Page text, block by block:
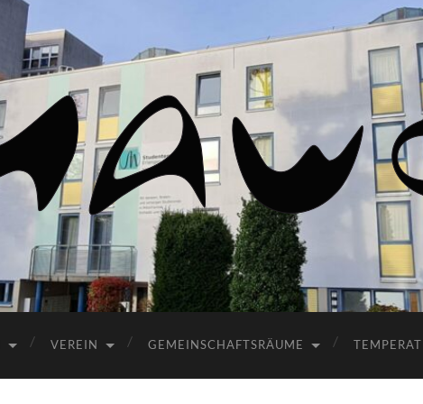
HaWo
VEREIN GEMEINSCHAFTSRÄUME